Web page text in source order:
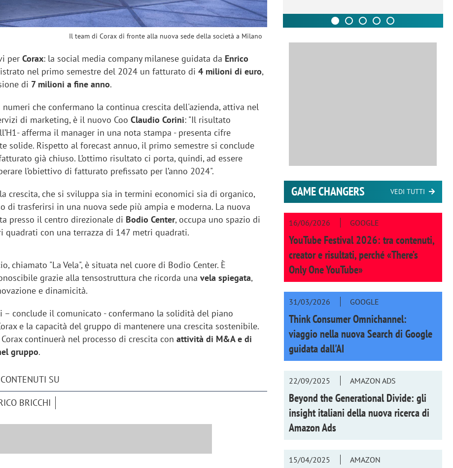
Il team di Corax di fronte alla nuova sede della società a Milano
perCorax: la social media company milanese guidata da Enrico
nel primo semestre del 2024 un fatturato di4 milioni di euro,
di 7 milioni a fine anno.
numeri che confermano la continua crescita dell'azienda, attiva nel
di marketing, è il nuovo CooClaudio Corini: "Il risultato
afferma il manager in una nota stampa - presenta cifre
solide. Rispetto al forecast annuo, il primo semestre si conclude
già chiuso. L’ottimo risultato ci porta, quindi, ad essere
l’obiettivo di fatturato prefissato per l’anno 2024".
crescita, che si sviluppa sia in termini economici sia di organico,
di trasferirsi in una nuova sede più ampia e moderna. La nuova
presso il centro direzionale di Bodio Center, occupa uno spazio di
quadrati con una terrazza di 147 metri quadrati.
chiamato "La Vela", è situata nel cuore di Bodio Center. È
grazie alla tensostruttura che ricorda unavela spiegata,
e dinamicità.
– conclude il comunicato - confermano la solidità del piano
e la capacità del gruppo di mantenere una crescita sostenibile.
continuerà nel processo di crescita conattività di M&A e di
gruppo.
SU
BRICCHI
GAME CHANGERS VEDI TUTTI
16/06/2026 GOOGLE
YouTube Festival 2026: tra contenuti,
creator e risultati, perché «There’s
Only One YouTube»
31/03/2026 GOOGLE
Think Consumer Omnichannel:
viaggio nella nuova Search di Google
guidata dall'AI
22/09/2025 AMAZON ADS
Beyond the Generational Divide: gli
insight italiani della nuova ricerca di
Amazon Ads
15/04/2025 AMAZON